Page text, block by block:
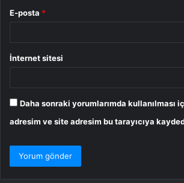
E-posta *
İnternet sitesi
Daha sonraki yorumlarımda kullanılması
adresim ve site adresim bu tarayıcıya